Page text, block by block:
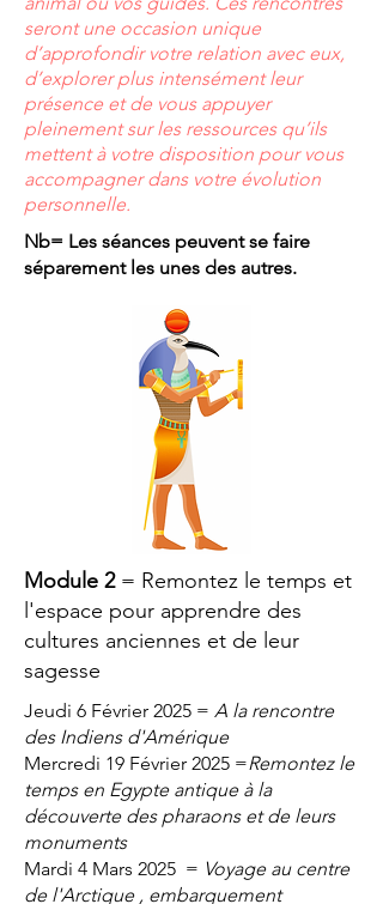
seront une occasion unique
d’approfondir votre relation avec eux,
d’explorer plus intensément leur
présence et de vous appuyer
pleinement sur les ressources qu’ils
mettent à votre disposition pour vous
accompagner dans votre évolution
personnelle.
Nb= Les séances peuvent se faire
séparement les unes des autres.
Module 2= Remontez le temps et
l'espace pour apprendre des
cultures anciennes et de leur
sagesse
Jeudi 6 Février 2025 = A la rencontre
des Indiens d'Amérique
Mercredi 19 Février 2025 =Remontez le
temps en Egypte antique à la
découverte des pharaons et de leurs
monuments
Mardi 4 Mars 2025 = Voyage au centre
de l'Arctique , embarquement